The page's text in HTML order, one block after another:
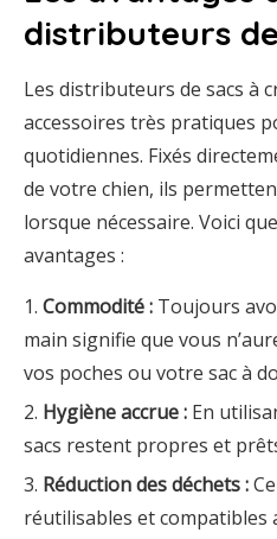
distributeurs
Les distributeurs de sacs à
accessoires très pratiques
quotidiennes. Fixés
de votre chien, ils
lorsque nécessaire. Voici
avantages :
Commodité : Toujours
main signifie que vous
vos poches ou votre sac à
Hygiène accrue : En
sacs restent propres et
Réduction des déchets :
réutilisables et compatibles